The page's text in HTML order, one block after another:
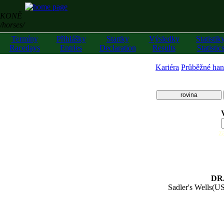
KONĚ
/horses/
Termíny
Racedays
Přihlášky
Entries
Startky
Declaration
Výsledky
Results
Statistics
Kariéra Průběžné
rovina
Sadler's